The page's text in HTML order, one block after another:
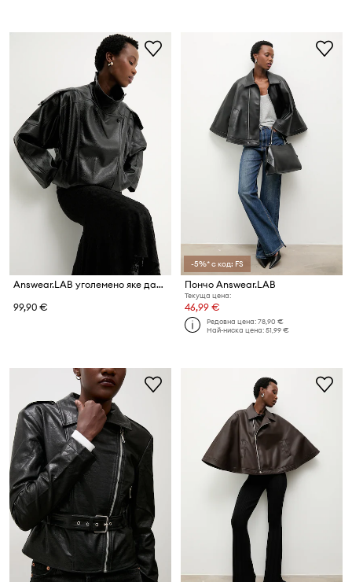
Answear.LAB уголемено яке дамско от имитация на кожа
99,90 €
-5%* с код: FS
Пончо Answear.LAB
Текуща цена:
46,99 €
Редовна цена:78,90 €
Най-ниска цена:51,99 €